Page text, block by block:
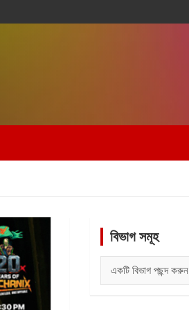
বিভাগ সমূহ
সমূহ